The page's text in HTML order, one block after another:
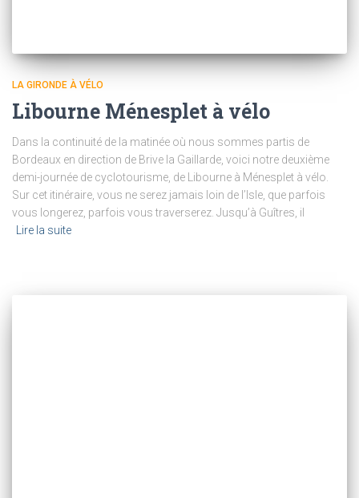
LA GIRONDE À VÉLO
Libourne Ménesplet à vélo
Dans la continuité de la matinée où nous sommes partis de
Bordeaux en direction de Brive la Gaillarde, voici notre deuxième
demi-journée de cyclotourisme, de Libourne à Ménesplet à vélo.
Sur cet itinéraire, vous ne serez jamais loin de l’Isle, que parfois
vous longerez, parfois vous traverserez. Jusqu’à Guîtres, il
Lire la suite